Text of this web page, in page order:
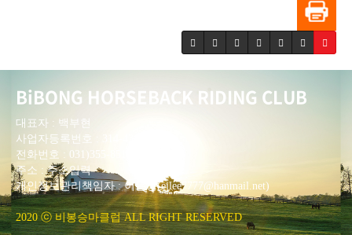
BiBONG HORSEBACK RIDING CLUB
대표자 : 백부현
사업자등록번호 : 314-43-00551
전화번호 : 031)355-8518
주소 : 주소입력
개인정보관리책임자 : 이은정(ejlee7777@hanmail.net)
2020 ⓒ 비봉승마클럽 ALL RIGHT RESERVED